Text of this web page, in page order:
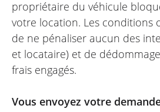
propriétaire du véhicule
votre location. Les conditions
de ne pénaliser aucun des
et locataire) et de
frais engagés.
Vous envoyez votre